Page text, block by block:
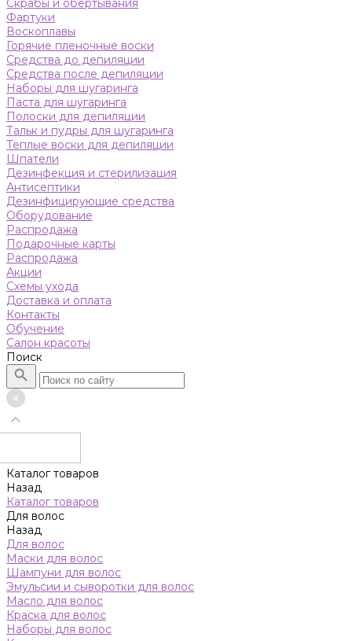
Скрабы и обертывания
Фартуки
Воскоплавы
Горячие пленочные воски
Средства до депиляции
Средства после депиляции
Наборы для шугаринга
Паста для шугаринга
Полоски для депиляции
Тальк и пудры для шугаринга
Теплые воски для депиляции
Шпатели
Дезинфекция и стерилизация
Антисептики
Дезинфицирующие средства
Оборудование
Распродажа
Подарочные карты
Распродажа
Акции
Схемы ухода
Доставка и оплата
Контакты
Обучение
Салон красоты
Поиск
Каталог товаров
Назад
Каталог товаров
Для волос
Назад
Для волос
Маски для волос
Шампуни для волос
Эмульсии и сыворотки для волос
Масло для волос
Краска для волос
Наборы для волос